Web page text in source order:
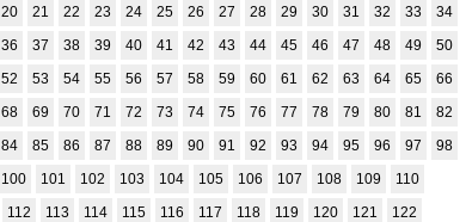
20 21 22 23 24 25 26 27 28 29 30 31 32 33
34
36 37 38 39 40 41 42 43 44 45 46 47 48 49
50
52 53 54 55 56 57 58 59 60 61 62 63 64 65
66
68 69 70 71 72 73 74 75 76 77 78 79 80 81
82
84 85 86 87 88 89 90 91 92 93 94 95 96 97
98
100 101 102 103 104 105 106 107 108 109
110
112 113 114 115 116 117 118 119 120 121
122